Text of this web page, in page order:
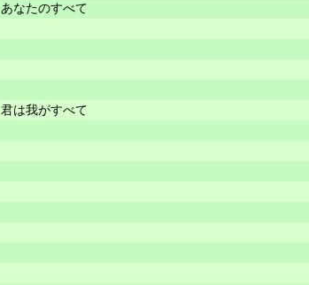
あなたのすべて
君は我がすべて